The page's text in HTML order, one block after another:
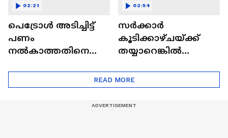
പെട്രോൾ അടിച്ചിട്ട്
പണം
നൽകാത്തതിനെ
രണ്ടംഗ സംഘം |
02:21
സർക്കാർ
കൂടിക്കാഴ്ചയ്ക്ക്
തയ്യാറെങ്കിൽ
അവസാനിപ്പിക്കുമെ
ന്ന് സോനം
02:54
READ MORE